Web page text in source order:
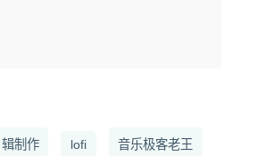
辑制作 lofi 音乐极客老王